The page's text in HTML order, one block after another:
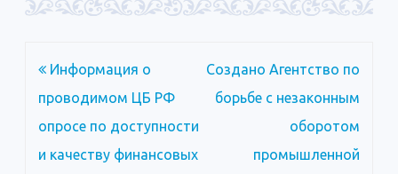
Навигация
по
записям
Информация о
проводимом ЦБ РФ
опросе по доступности
и качеству финансовых
Создано Агентство по
борьбе с незаконным
оборотом
промышленной